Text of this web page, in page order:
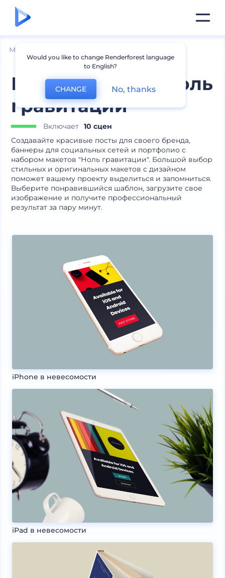
Мокапы
Набор макетов Ноль
гравитации
Включает 10 сцен
Создавайте красивые посты для своего бренда,
баннеры для социальных сетей и портфолио с
набором макетов "Ноль гравитации". Большой выбор
стильных и оригинальных макетов с дизайном
поможет вашему проекту выделиться и запомниться.
Выберите понравившийся шаблон, загрузите свое
изображение и получите профессиональный
результат за пару минут.
iPhone в невесомости
iPad в невесомости
Would you like to change Renderforest language
to English?
CHANGE No, thanks